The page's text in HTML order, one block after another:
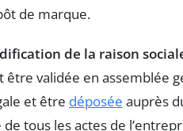
de marque.
de la raison
validée en assemblée
et être déposée auprès
tous les actes de